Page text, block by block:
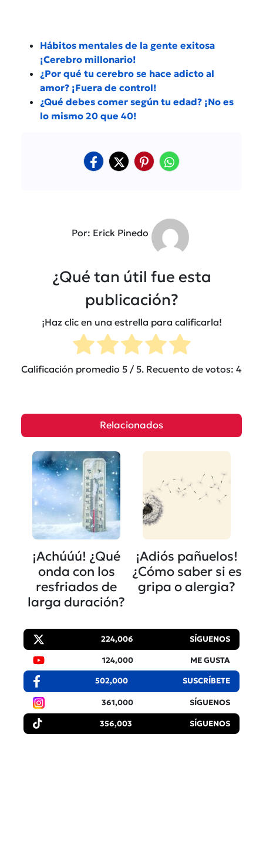
Hábitos mentales de la gente exitosa
¡Cerebro millonario!
¿Por qué tu cerebro se hace adicto al
amor? ¡Fuera de control!
¿Qué debes comer según tu edad? ¡No es
lo mismo 20 que 40!
Por: Erick Pinedo
¿Qué tan útil fue esta
publicación?
¡Haz clic en una estrella para calificarla!
Calificación promedio 5 / 5. Recuento de votos: 4
Relacionados
¡Achúúú! ¿Qué
onda con los
resfriados de
larga duración?
¡Adiós pañuelos!
¿Cómo saber si es
gripa o alergia?
224,006 SÍGUENOS
124,000 ME GUSTA
502,000 SUSCRÍBETE
361,000 SÍGUENOS
356,003 SÍGUENOS